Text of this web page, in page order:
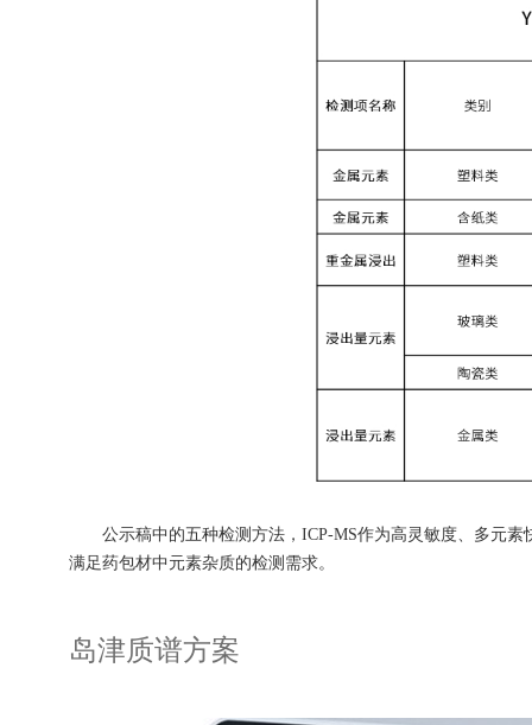
公示稿中的五种检测方法，ICP-MS作为高灵敏度、多元素
满足药包材中元素杂质的检测需求。
岛津质谱方案